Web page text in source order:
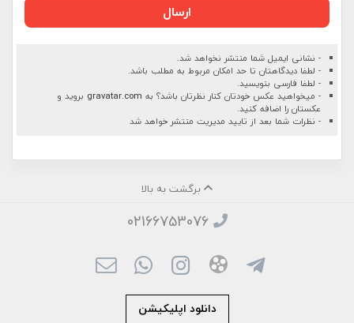
ارسال
- نشانی ایمیل شما منتشر نخواهد شد.
- لطفا دیدگاهتان تا حد امکان مربوط به مطلب باشد.
- لطفا فارسی بنویسید.
- میخواهید عکس خودتان کنار نظرتان باشد؟ به gravatar.com بروید و
عکستان را اضافه کنید.
- نظرات شما بعد از تایید مدیریت منتشر خواهد شد
برگشت به بالا
02166753076
دانلود اپلیکیشن